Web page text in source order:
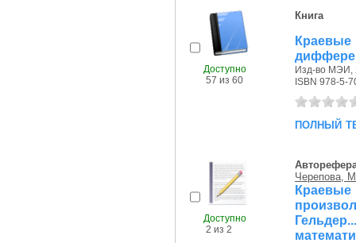
Доступно
57 из 60
Книга
Изд-во МЭИ,
ISBN 978-5-
полный
Доступно
2 из 2
Черепова,